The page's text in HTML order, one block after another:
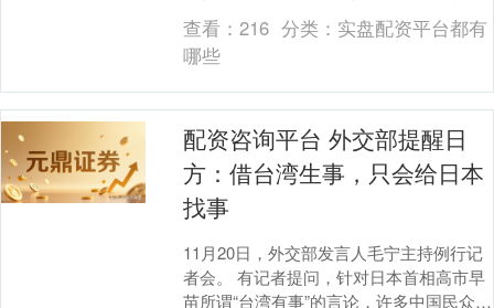
文化节压轴活动，此次双赛以“凝心铸魂跟
党走....
查看：216 分类： 实盘配资平台都有
哪些
配资咨询平台 外交部提醒日
方：借台湾生事，只会给日本
找事
11月20日，外交部发言人毛宁主持例行记
者会。 有记者提问，针对日本首相高市早
苗所谓“台湾有事”的言论，许多中国民众认